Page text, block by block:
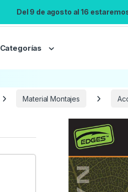
Del 9 de agosto al 16
Categorías
Material Montajes